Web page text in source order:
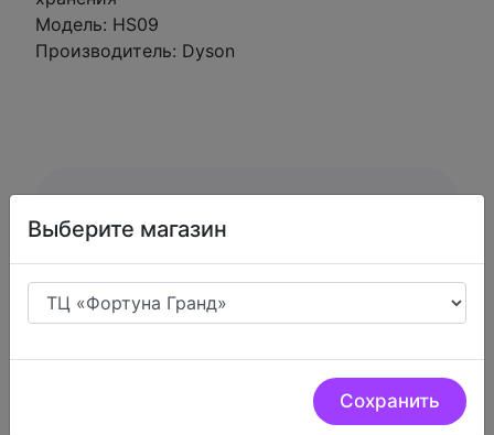
Выберите магазин
Сохранить
Модель: HS09
Производитель: Dyson
Низкие цены.
У нас очень низкие цены на
цифровую технику